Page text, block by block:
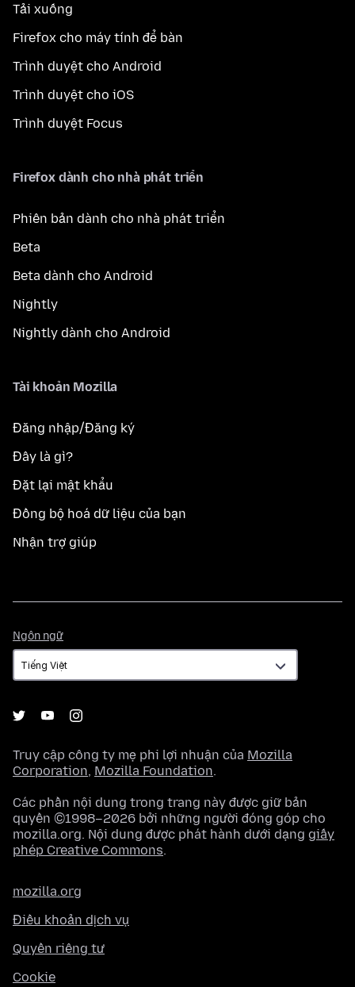
Tải xuống
Firefox cho máy tính để bàn
Trình duyệt cho Android
Trình duyệt cho iOS
Trình duyệt Focus
Firefox dành cho nhà phát triển
Phiên bản dành cho nhà phát triển
Beta
Beta dành cho Android
Nightly
Nightly dành cho Android
Tài khoản Mozilla
Đăng nhập/Đăng ký
Đây là gì?
Đặt lại mật khẩu
Đồng bộ hoá dữ liệu của bạn
Nhận trợ giúp
Ngôn ngữ
ngữ
Truy cập công ty mẹ phi lợi nhuận của Mozilla
Corporation, Mozilla Foundation.
Các phần nội dung trong trang này được giữ bản
quyền ©1998–2026 bởi những người đóng góp cho
mozilla.org. Nội dung được phát hành dưới dạng giấy
phép Creative Commons.
mozilla.org
Điều khoản dịch vụ
Quyền riêng tư
Cookie